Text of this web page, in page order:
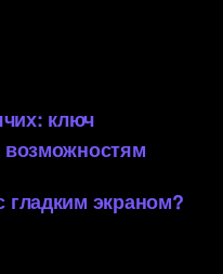
ключ
экраном?